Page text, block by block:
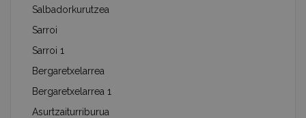
Salbadorkurutzea
Sarroi
Sarroi 1
Bergaretxelarrea
Bergaretxelarrea 1
Asurtzaiturriburua